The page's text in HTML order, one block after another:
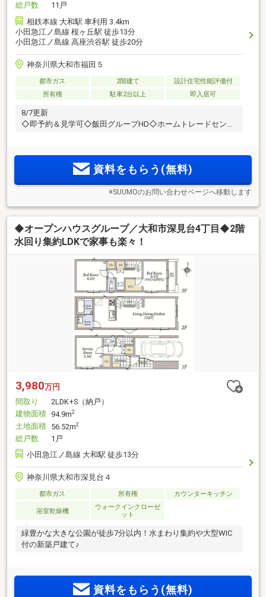
総戸数
11戸
相鉄本線 大和駅 車利用 3.4km
小田急江ノ島線 桜ヶ丘駅 徒歩13分
小田急江ノ島線 高座渋谷駅 徒歩20分
神奈川県大和市福田５
都市ガス 2階建て
設計住宅性能評価付
所有権
駐車2台以上 即入居可
8/7更新
◇即予約＆見学可◇飯田グループHD◇ホームトレードセンタ
資料をもらう(無料)
※SUUMOのお問い合わせページへ移動します
◆オープンハウスグループ／大和市深見台4丁目◆2階
水回り集約LDKで家事も楽々！
3,980万円
間取り
2LDK+S（納戸）
建物面積 94.9m2
土地面積 56.52m2
総戸数
1戸
小田急江ノ島線 大和駅 徒歩13分
神奈川県大和市深見台４
都市ガス 所有権 カウンターキッチン
浴室乾燥機
ウォークインクローゼ
ット
緑豊かな大きな公園が徒歩7分以内！水まわり集約や大型WIC
付の新築戸建て♪
資料をもらう(無料)